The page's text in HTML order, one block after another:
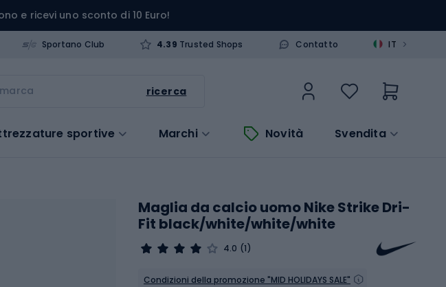
e ricevi uno sconto di 10 Euro!
Sportano Club 4.39 Trusted Shops Contatto IT >
ricerca
sportive Marchi Novità Svendita
Maglia da calcio uomo Nike Strike Dri-
Fit black/white/white/white
4.0 (1)
Condizioni della promozione "MID HOLIDAYS SALE"